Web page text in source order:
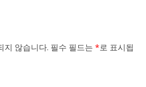
지 않습니다. 필수 필드는 *로 표시됩